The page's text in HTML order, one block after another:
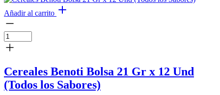
Añadir al carrito
Cereales Benoti Bolsa 21 Gr x 12 Und
(Todos los Sabores)